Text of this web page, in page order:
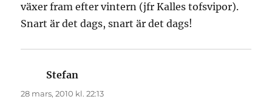
växer fram efter vintern (jfr Kalles tofsvipor).
Snart är det dags, snart är det dags!
Stefan
28 mars, 2010 kl. 22:13